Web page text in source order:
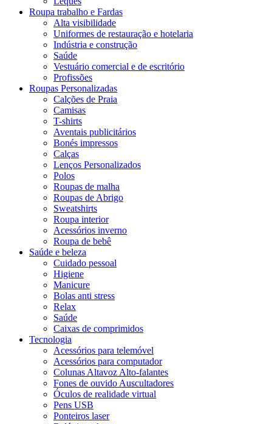
Roupa trabalho e Fardas
Alta visibilidade
Uniformes de restauração e hotelaria
Indústria e construção
Saúde
Vestuário comercial e de escritório
Profissões
Roupas Personalizadas
Calções de Praia
Camisas
T-shirts
Aventais publicitários
Bonés impressos
Calças
Lenços Personalizados
Polos
Roupas de malha
Roupas de Abrigo
Sweatshirts
Roupa interior
Acessórios inverno
Roupa de bebê
Saúde e beleza
Cuidado pessoal
Higiene
Manicure
Bolas anti stress
Relax
Saúde
Caixas de comprimidos
Tecnologia
Acessórios para telemóvel
Acessórios para computador
Colunas Altavoz Alto-falantes
Fones de ouvido Auscultadores
Óculos de realidade virtual
Pens USB
Ponteiros laser